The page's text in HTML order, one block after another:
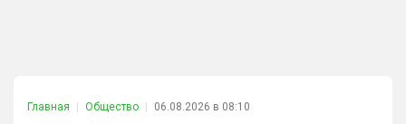
Главная Общество 06.08.2026 в 08:10